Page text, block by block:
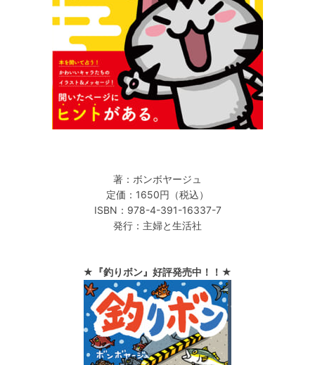
著：ボンボヤージュ
定価：1650円（税込）
ISBN：978-4-391-16337-7
発行：主婦と生活社
★『釣りボン』好評発売中！！★